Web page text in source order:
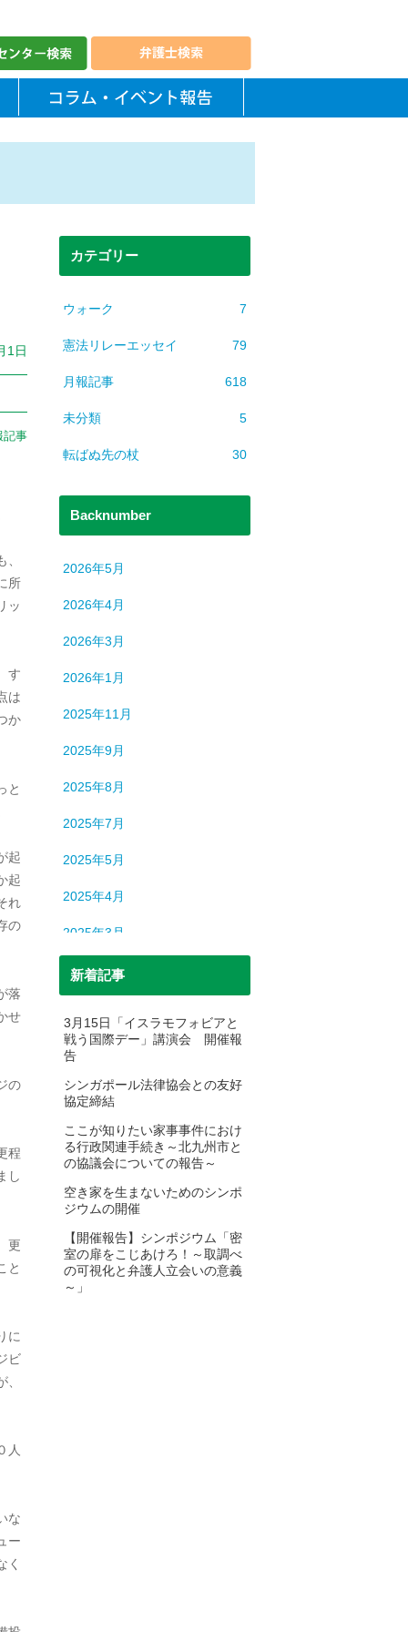
1日
記事
所
ッ
す
は
か
と
起
起
れ
の
落
せ
の
程
し
更
と
に
ビ
人
な
ー
く
カテゴリー
ウォーク 7
憲法リレーエッセイ 79
月報記事 618
未分類 5
転ばぬ先の杖 30
Backnumber
2026年5月
2026年4月
2026年3月
2026年1月
2025年11月
2025年9月
2025年8月
2025年7月
2025年5月
2025年4月
2025年3月
2025年2月
2024年12月
2024年11月
2024年9月
2024年8月
2024年6月
2024年5月
新着記事
3月15日「イスラモフォビアと
戦う国際デー」講演会 開催報
告
シンガポール法律協会との友好
協定締結
ここが知りたい家事事件におけ
る行政関連手続き～北九州市と
の協議会についての報告～
空き家を生まないためのシンポ
ジウムの開催
【開催報告】シンポジウム「密
室の扉をこじあけろ！～取調べ
の可視化と弁護人立会いの意義
～」